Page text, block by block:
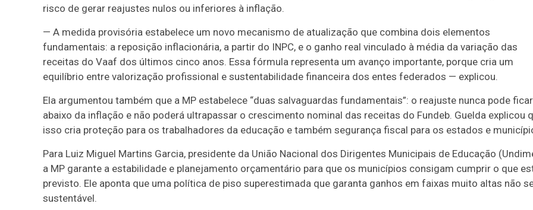
risco de gerar reajustes nulos ou inferiores à inflação.
— A medida provisória estabelece um novo mecanismo de atualização que combina dois elementos
fundamentais: a reposição inflacionária, a partir do INPC, e o ganho real vinculado à média da variação das
receitas do Vaaf dos últimos cinco anos. Essa fórmula representa um avanço importante, porque cria um
equilíbrio entre valorização profissional e sustentabilidade financeira dos entes federados — explicou.
Ela argumentou também que a MP estabelece “duas salvaguardas fundamentais”: o reajuste nunca pode ficar
abaixo da inflação e não poderá ultrapassar o crescimento nominal das receitas do Fundeb. Guelda explicou
isso cria proteção para os trabalhadores da educação e também segurança fiscal para os estados e
Para Luiz Miguel Martins Garcia, presidente da União Nacional dos Dirigentes Municipais de Educação
a MP garante a estabilidade e planejamento orçamentário para que os municípios consigam cumprir o que
previsto. Ele aponta que uma política de piso superestimada que garanta ganhos em faixas muito altas não
sustentável.